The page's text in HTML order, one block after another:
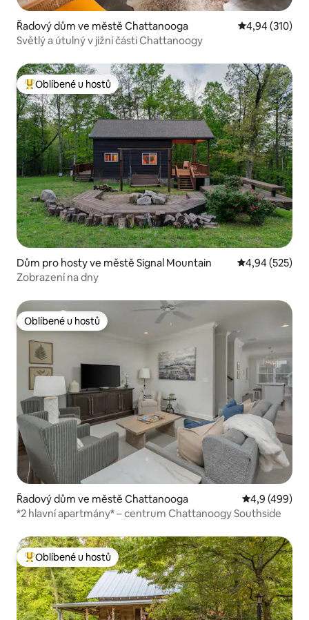
Řadový dům ve městě Chattanooga Průměrné
4,94 (310)
Světlý a útulný v jižní části Chattanoogy
Nejlepší v kategorii Oblíbené u hostů
Oblíbené u hostů
Dům pro hosty ve městě Signal Mountain Průměrné
4,94 (525)
Zobrazení na dny
Oblíbené u hostů
Oblíbené u hostů
Řadový dům ve městě Chattanooga Průměrné
4,9 (499)
*2 hlavní apartmány* – centrum Chattanoogy Southside
Nejlepší v kategorii Oblíbené u hostů
Oblíbené u hostů